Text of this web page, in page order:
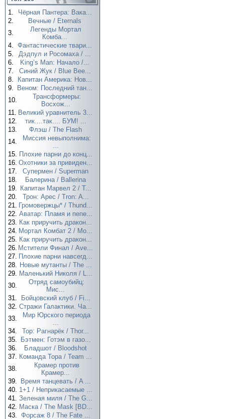
1.
Чёрная Пантера: Вака...
2.
Вечные / Eternals
3.
Легенды Мортал
Комба...
4. Фантастические твари...
5.
Дэдпул и Росомаха / ...
6.
King’s Man: Начало /...
7.
Синий Жук / Blue Bee...
8.
Капитан Америка: Нов...
9.
Веном: Последний тан...
10.
Трансформеры:
Восхож...
11. Великий уравнитель 3...
12.
тик....так.... БУМ! ...
13.
Флэш / The Flash
14.
Миссия невыполнима:
...
15. Плохие парни до конц...
16. Охотники за привиден...
17.
Супермен / Superman
18.
Балерина / Ballerina
19. Капитан Марвел 2 / T...
20.
Трон: Арес / Tron: A...
21. Громовержцы* / Thund...
22. Аватар: Пламя и пепе...
23. Как приручить дракон...
24. Мортал Комбат 2 / Mo...
25. Как приручить дракон...
26. Мстители Финал / Ave...
27. Плохие парни навсегд...
28. Новые мутанты / The ...
29. Маленький Николя / L...
30.
Отряд самоубийц:
Мис...
31.
Бойцовский клуб / Fi...
32. Стражи Галактики. Ча...
33.
Мир Юрского периода
...
34.
Тор: Рагнарёк / Thor...
35.
Бэтмен: Готэм в газо...
36.
Бладшот / Bloodshot
37. Команда Тора / Team ...
38.
Крамер против
Крамер...
39.
Время танцевать / A ...
40. 1+1 / Неприкасаемые ...
41. Зеленая миля / The G...
42. Маска / The Mask [BD...
43. Форсаж 8 / The Fate ...